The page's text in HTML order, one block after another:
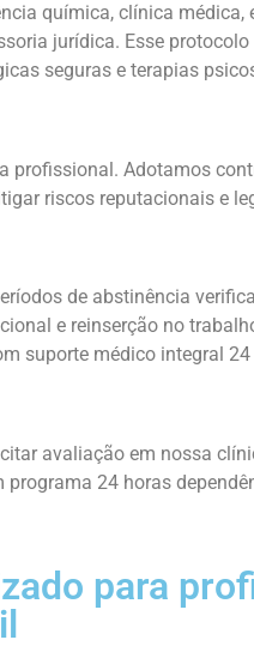
química, clínica médica,
jurídica. Esse
seguras e terapias
profissional. Adotamos
riscos reputacionais e
de abstinência
e reinserção no
suporte médico integral
avaliação em nossa
24 horas
para